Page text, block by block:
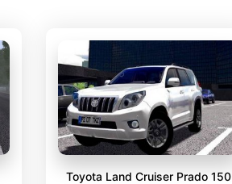
Toyota Land Cruiser Prado 150